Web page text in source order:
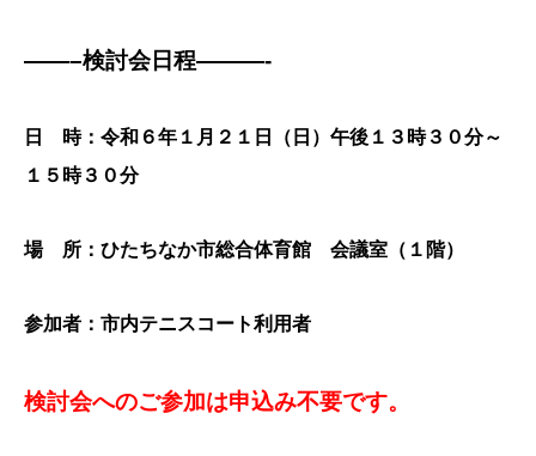
——–検討会日程———-
日 時：令和６年１月２１日（日）午後１３時３０分～
１５時３０分
場 所：ひたちなか市総合体育館 会議室（１階）
参加者：市内テニスコート利用者
検討会へのご参加は申込み不要です。